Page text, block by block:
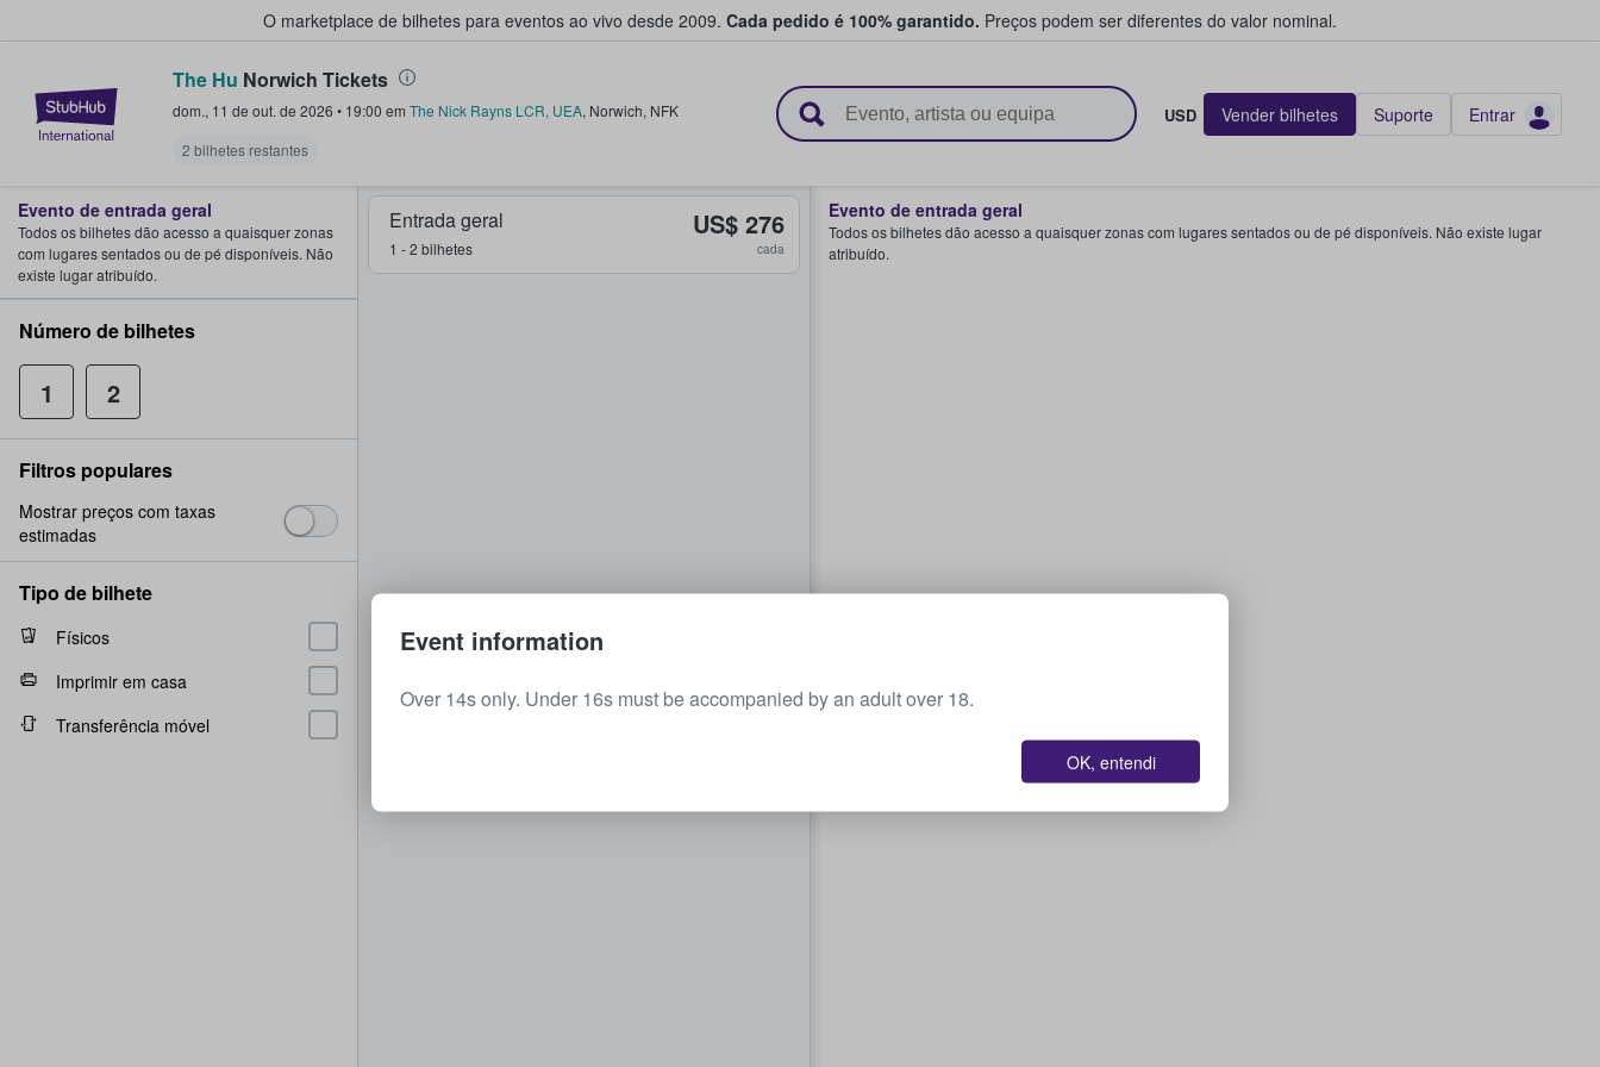
O marketplace de bilhetes para eventos ao vivo desde 2009. Cada pedido é 100% garantido. Preços podem ser diferentes do valor nominal.
StubHub – onde os fãs compram e vendem bilhetes
The Hu Norwich Tickets
dom., 11 de out. de 2026 • 19:00 em The Nick Rayns LCR, UEA, Norwich, NFK
2 bilhetes restantes
USD Vender bilhetes Suporte Entrar
Entrada geral
1 - 2 bilhetes
US$ 276
cada
Evento de entrada geral
Todos os bilhetes dão acesso a quaisquer zonas com lugares sentados ou de pé disponíveis. Não existe lugar
atribuído.
Evento de entrada geral
Todos os bilhetes dão acesso a quaisquer zonas
com lugares sentados ou de pé disponíveis. Não
existe lugar atribuído.
Número de bilhetes
1 2
Filtros populares
Mostrar preços com taxas
estimadas
Tipo de bilhete
Físicos
Imprimir em casa
Transferência móvel
Event information
Over 14s only. Under 16s must be accompanied by an adult over 18.
OK, entendi